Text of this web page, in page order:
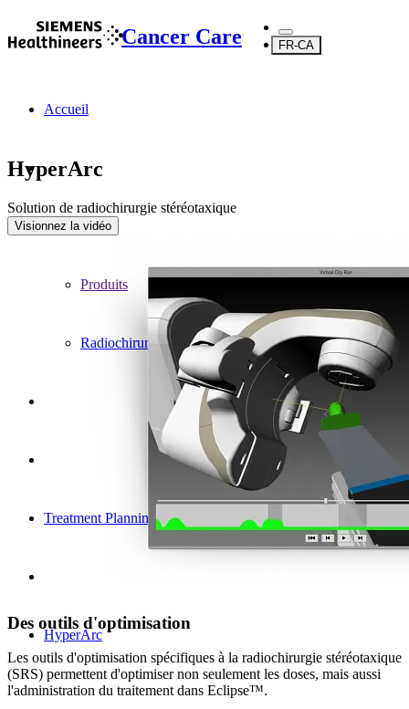
Cancer Care FR-CA
Accueil
...
Produits
Radiochirurgie
Treatment Planning
HyperArc
HyperArc
Solution de radiochirurgie stéréotaxique
Visionnez la vidéo
Des outils d'optimisation
Les outils d'optimisation spécifiques à la radiochirurgie stéréotaxique
(SRS) permettent d'optimiser non seulement les doses, mais aussi
l'administration du traitement dans Eclipse™.